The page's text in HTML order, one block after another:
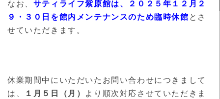
なお、 サティライフ紫原館は、２０２５年１２月２
９・３０日を館内メンテナンスのため臨時休館とさ
せていただきます。
休業期間中にいただいたお問い合わせにつきまして
は、
１月５日（月） より順次対応させていただきま